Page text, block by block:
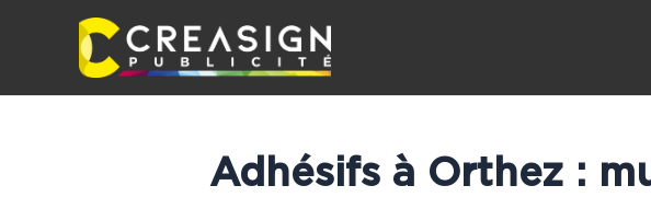
Adhésifs à Orthez :